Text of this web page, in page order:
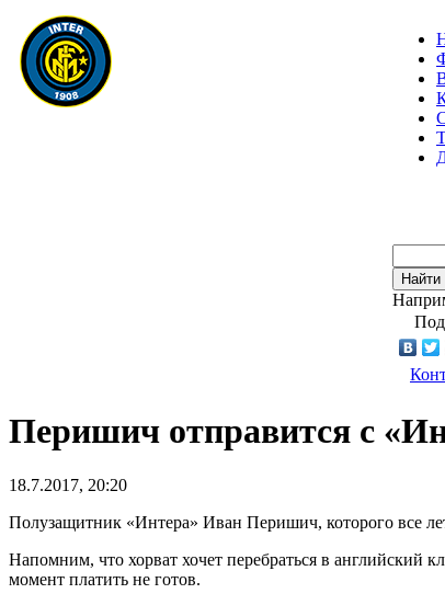
Найти
Перишич отправится с
18.7.2017, 20:20
Полузащитник «Интера» Иван Перишич, которого все
Напомним, что хорват хочет перебраться в
момент платить не готов.